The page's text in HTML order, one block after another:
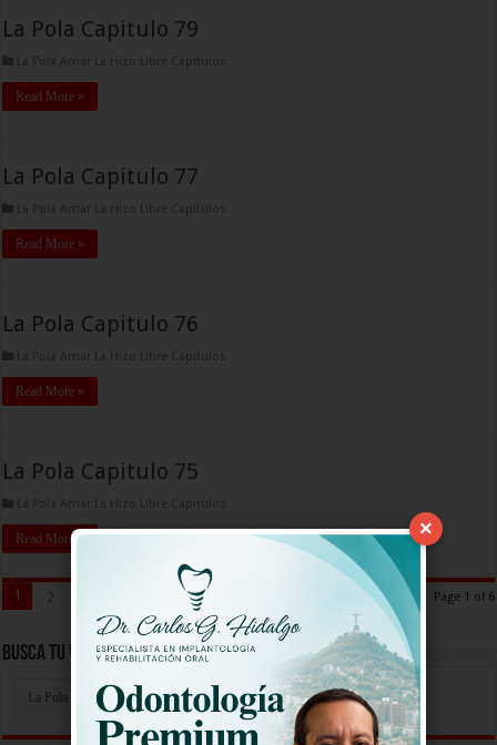
La Pola Capitulo 79
La Pola Amar La Hizo Libre Capitulos
Read More »
La Pola Capitulo 77
La Pola Amar La Hizo Libre Capitulos
Read More »
La Pola Capitulo 76
La Pola Amar La Hizo Libre Capitulos
Read More »
La Pola Capitulo 75
La Pola Amar La Hizo Libre Capitulos
Read More »
Page 1 of 6
1 2 »
Busca Tu Video Aqui
Aqui
×